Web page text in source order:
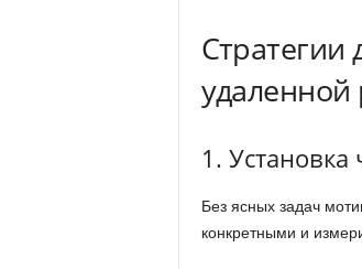
удаленной
1. Установка
Без ясных задач
конкретными и